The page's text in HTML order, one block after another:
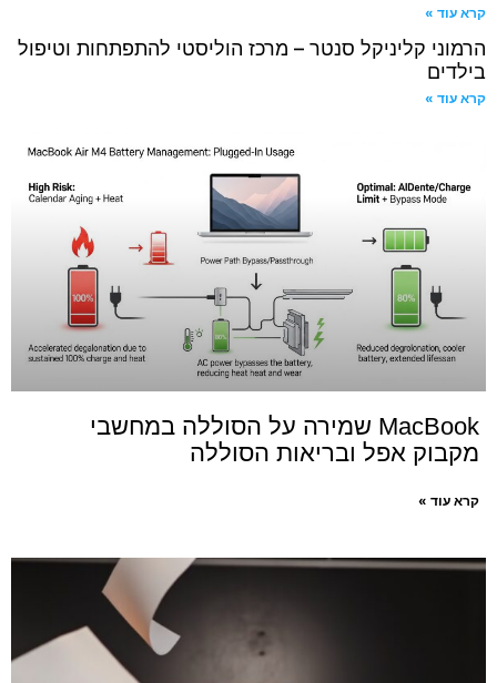
קרא עוד »
הרמוני קליניקל סנטר – מרכז הוליסטי להתפתחות וטיפול
בילדים
קרא עוד »
MacBook שמירה על הסוללה במחשבי
מקבוק אפל ובריאות הסוללה
קרא עוד »